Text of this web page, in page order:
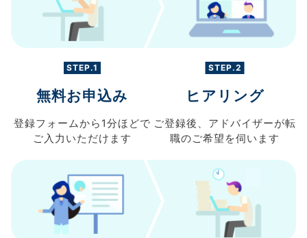
STEP.1
無料お申込み
登録フォームから 1分ほどで
ご入力 いただけます
STEP.2
ヒアリング
ご登録後、 アドバイザーが転
職のご希望を伺います